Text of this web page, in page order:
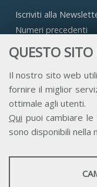
QUESTO
Il nostro sito web
fornire il miglior
ottimale agli utenti.
Qui puoi cambiare
sono disponibili nella
STATISTICHE
Iscriviti alla
Numeri precedenti
Accesso Aderenti
Accesso Consulta
Accesso Team